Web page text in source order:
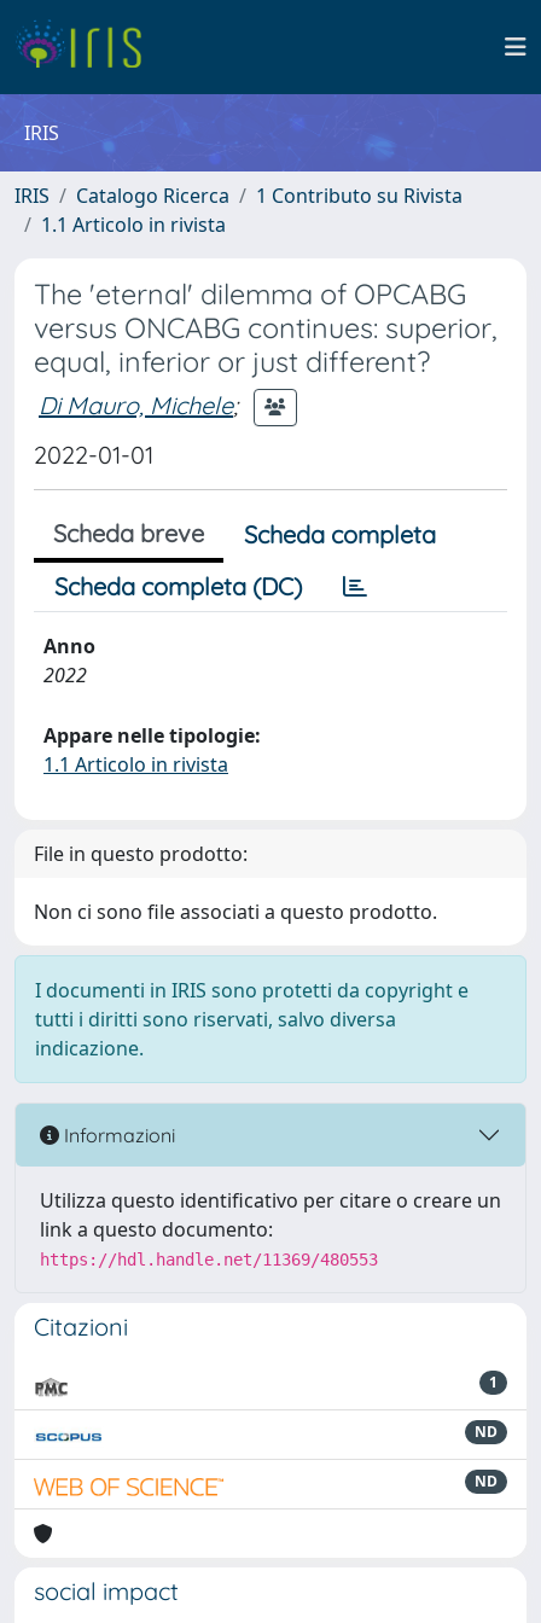
IRIS
IRIS Catalogo Ricerca
1 Contributo su Rivista
1.1 Articolo in rivista
The 'eternal' dilemma of OPCABG
versus ONCABG continues: superior,
equal, inferior or just different?
Di Mauro, Michele;
2022-01-01
Scheda breve
Scheda completa
Scheda completa (DC)
Anno
2022
Appare nelle tipologie:
1.1 Articolo in rivista
File in questo prodotto:
Non ci sono file associati a questo prodotto.
I documenti in IRIS sono protetti da copyright e
tutti i diritti sono riservati, salvo diversa
indicazione.
Informazioni
Utilizza questo identificativo per citare o creare un
link a questo documento:
https://hdl.handle.net/11369/480553
Citazioni
1
ND
ND
social impact